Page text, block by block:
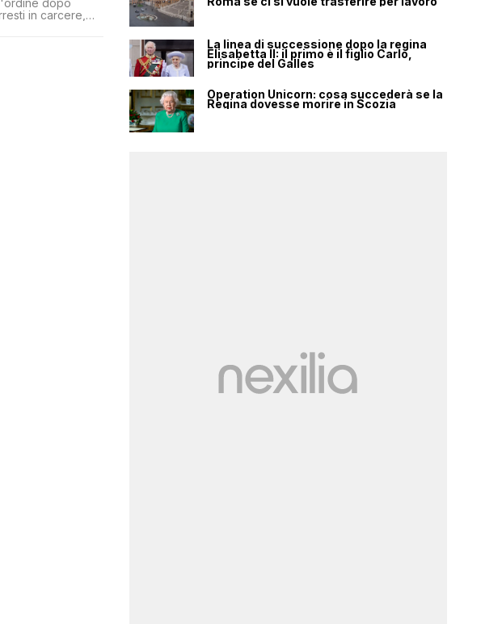
in carcere,
La linea di successione dopo la regina
Elisabetta II: il primo è il figlio Carlo,
principe del Galles
Operation Unicorn: cosa succederà se la
Regina dovesse morire in Scozia